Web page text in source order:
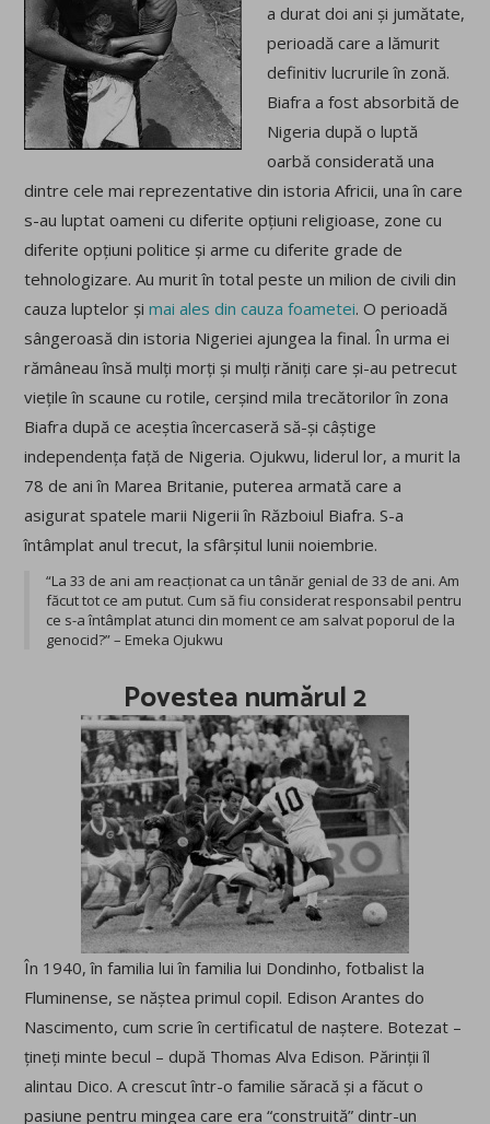
a durat doi ani și jumătate,
perioadă care a lămurit
definitiv lucrurile în zonă.
Biafra a fost absorbită de
Nigeria după o luptă
oarbă considerată una
dintre cele mai reprezentative din istoria Africii, una în care
s-au luptat oameni cu diferite opțiuni religioase, zone cu
diferite opțiuni politice și arme cu diferite grade de
tehnologizare. Au murit în total peste un milion de civili din
cauza luptelor șimai ales din cauza foametei. O perioadă
sângeroasă din istoria Nigeriei ajungea la final. În urma ei
rămâneau însă mulți morți și mulți răniți care și-au petrecut
viețile în scaune cu rotile, cerșind mila trecătorilor în zona
Biafra după ce aceștia încercaseră să-și câștige
independența față de Nigeria. Ojukwu, liderul lor, a murit la
78 de ani în Marea Britanie, puterea armată care a
asigurat spatele marii Nigerii în Războiul Biafra. S-a
întâmplat anul trecut, la sfârșitul lunii noiembrie.
“La 33 de ani am reacționat ca un tânăr genial de 33 de ani. Am
făcut tot ce am putut. Cum să fiu considerat responsabil pentru
ce s-a întâmplat atunci din moment ce am salvat poporul de la
genocid?” – Emeka Ojukwu
Povestea numărul 2
În 1940, în familia lui în familia lui Dondinho, fotbalist la
Fluminense, se năștea primul copil. Edison Arantes do
Nascimento, cum scrie în certificatul de naștere. Botezat –
țineți minte becul – după Thomas Alva Edison. Părinții îl
alintau Dico. A crescut într-o familie săracă și a făcut o
pasiune pentru mingea care era “construită” dintr-un